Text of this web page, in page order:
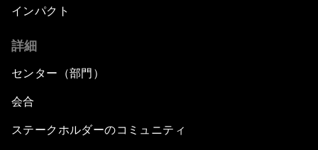
インパクト
詳細
センター（部門）
会合
ステークホルダーのコミュニティ